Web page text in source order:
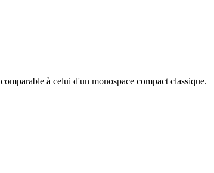
à celui d'un monospace compact classique.